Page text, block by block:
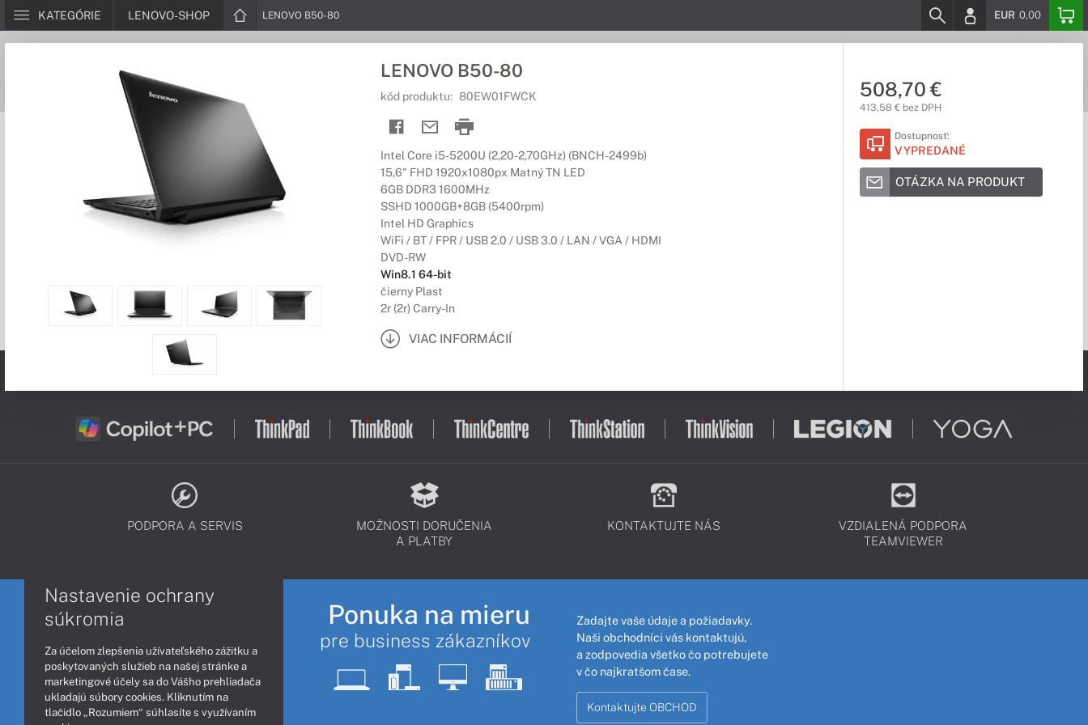
KATEGÓRIE LENOVO-SHOP LENOVO B50-80 EUR 0,00
LENOVO B50-80
kód produktu: 80EW01FWCK
Intel Core i5-5200U (2,20-2,70GHz) (BNCH-2499b)
15,6" FHD 1920x1080px Matný TN LED
6GB DDR3 1600MHz
SSHD 1000GB+8GB (5400rpm)
Intel HD Graphics
WiFi / BT / FPR / USB 2.0 / USB 3.0 / LAN / VGA / HDMI
DVD-RW
Win8.1 64-bit
čierny Plast
2r (2r) Carry-In
VIAC INFORMÁCIÍ
508,70 €
413,58 € bez DPH
Dostupnosť:
VYPREDANÉ
OTÁZKA NA PRODUKT
PODPORA A SERVIS
MOŽNOSTI DORUČENIA
A PLATBY
KONTAKTUJTE NÁS
VZDIALENÁ PODPORA
TEAMVIEWER
Ponuka na mieru
pre business zákazníkov
Zadajte vaše údaje a požiadavky.
Naši obchodníci vás kontaktujú,
a zodpovedia všetko čo potrebujete
v čo najkratšom čase.
Kontaktujte OBCHOD
Nastavenie ochrany
súkromia
Za účelom zlepšenia užívateľského zážitku a
poskytovaných služieb na našej stránke a
marketingové účely sa do Vášho prehliadača
ukladajú súbory cookies. Kliknutím na
tlačidlo „Rozumiem“ súhlasíte s využívaním